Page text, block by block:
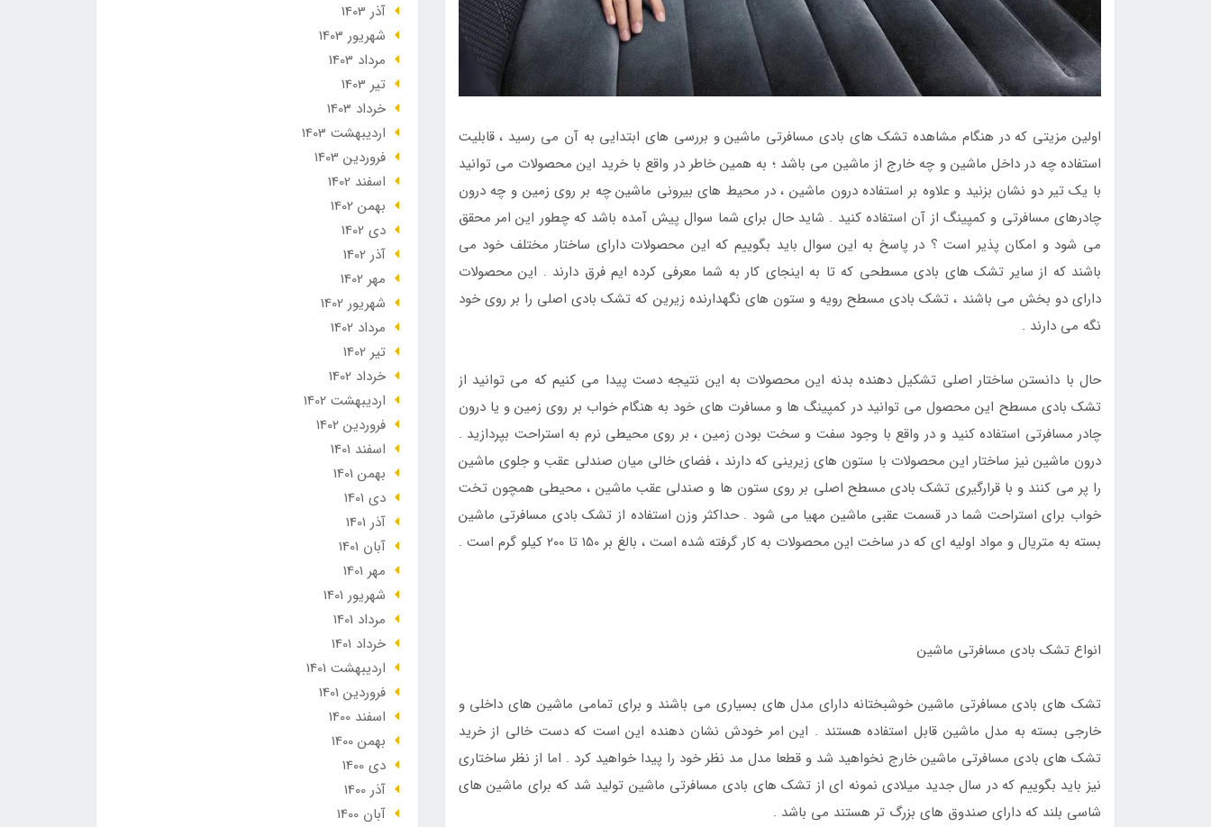
اولین مزیتی که در هنگام مشاهده تشک های بادی مسافرتی ماشین و بررسی های ابتدایی به آن می رسید ، قابلیت
استفاده چه در داخل ماشین و چه خارج از ماشین می باشد ؛ به همین خاطر در واقع با خرید این محصولات می توانید
با یک تیر دو نشان بزنید و علاوه بر استفاده درون ماشین ، در محیط های بیرونی ماشین چه بر روی زمین و چه درون
چادرهای مسافرتی و کمپینگ از آن استفاده کنید . شاید حال برای شما سوال پیش آمده باشد که چطور این امر محقق
می شود و امکان پذیر است ؟ در پاسخ به این سوال باید بگوییم که این محصولات دارای ساختار مختلف خود می
باشند که از سایر تشک های بادی مسطحی که تا به اینجای کار به شما معرفی کرده ایم فرق دارند . این محصولات
دارای دو بخش می باشند ، تشک بادی مسطح رویه و ستون های نگهدارنده زیرین که تشک بادی اصلی را بر روی خود
نگه می دارند .
حال با دانستن ساختار اصلی تشکیل دهنده بدنه این محصولات به این نتیجه دست پیدا می کنیم که می توانید از
تشک بادی مسطح این محصول می توانید در کمپینگ ها و مسافرت های خود به هنگام خواب بر روی زمین و یا درون
چادر مسافرتی استفاده کنید و در واقع با وجود سفت و سخت بودن زمین ، بر روی محیطی نرم به استراحت بپردازید .
درون ماشین نیز ساختار این محصولات با ستون های زیرینی که دارند ، فضای خالی میان صندلی عقب و جلوی ماشین
را پر می کنند و با قرارگیری تشک بادی مسطح اصلی بر روی ستون ها و صندلی عقب ماشین ، محیطی همچون تخت
خواب برای استراحت شما در قسمت عقبی ماشین مهیا می شود . حداکثر وزن استفاده از تشک بادی مسافرتی ماشین
بسته به متریال و مواد اولیه ای که در ساخت این محصولات به کار گرفته شده است ، بالغ بر 150 تا 200 کیلو گرم است .
انواع تشک بادی مسافرتی ماشین
تشک های بادی مسافرتی ماشین خوشبختانه دارای مدل های بسیاری می باشند و برای تمامی ماشین های داخلی و
خارجی بسته به مدل ماشین قابل استفاده هستند . این امر خودش نشان دهنده این است که دست خالی از خرید
تشک های بادی مسافرتی ماشین خارج نخواهید شد و قطعا مدل مد نظر خود را پیدا خواهید کرد . اما از نظر ساختاری
نیز باید بگوییم که در سال جدید میلادی نمونه ای از تشک های بادی مسافرتی ماشین تولید شد که برای ماشین های
شاسی بلند که دارای صندوق های بزرگ تر هستند می باشد .
آذر 1403
شهریور 1403
مرداد 1403
تير 1403
خرداد 1403
ارديبهشت 1403
فروردین 1403
اسفند 1402
بهمن 1402
دی 1402
آذر 1402
مهر 1402
شهریور 1402
مرداد 1402
تير 1402
خرداد 1402
ارديبهشت 1402
فروردین 1402
اسفند 1401
بهمن 1401
دی 1401
آذر 1401
آبان 1401
مهر 1401
شهریور 1401
مرداد 1401
خرداد 1401
ارديبهشت 1401
فروردین 1401
اسفند 1400
بهمن 1400
دی 1400
آذر 1400
آبان 1400